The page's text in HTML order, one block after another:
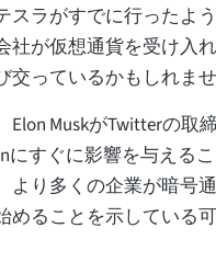
スラがすでに行ったよ
社が仮想通貨を受け入
交っているかもしれませ
Elon MuskがTwitterの取
にすぐに影響を与える
より多くの企業が暗号
めることを示している